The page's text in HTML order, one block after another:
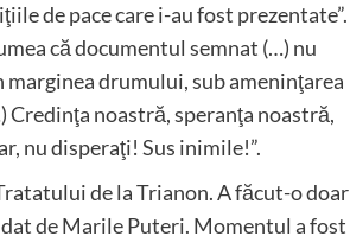
de pace care i-au fost prezentate”.
că documentul semnat (…) nu
drumului, sub ameninţarea
noastră, speranţa noastră,
nu disperaţi! Sus inimile!”.
de la Trianon. A făcut-o doar
de Marile Puteri. Momentul a fost